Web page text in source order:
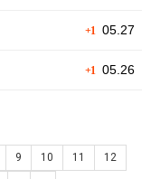
+1 05.27
+1 05.26
9 10 11 12